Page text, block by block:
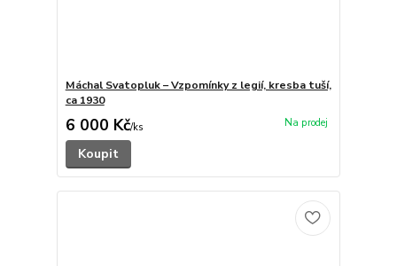
Máchal Svatopluk – Vzpomínky z legií, kresba tuší,
ca 1930
6 000 Kč/ks
Koupit